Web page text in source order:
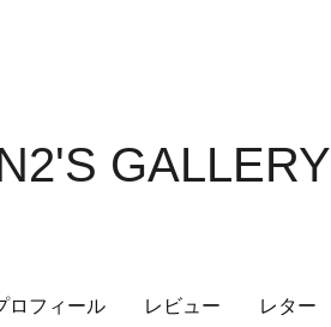
GALLERY
ロフィール レビュー レター